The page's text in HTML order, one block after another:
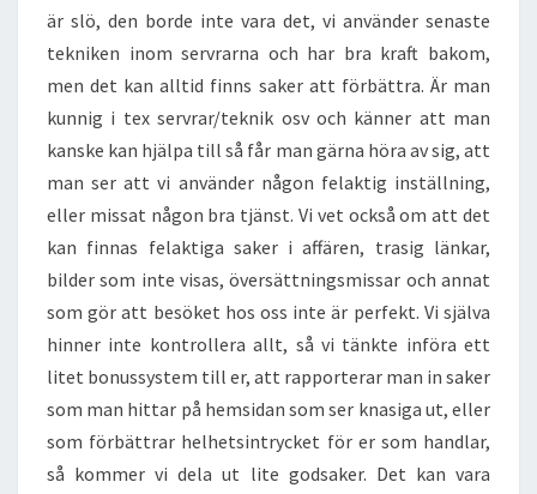
är slö, den borde inte vara det, vi använder senaste
tekniken inom servrarna och har bra kraft bakom,
men det kan alltid finns saker att förbättra. Är man
kunnig i tex servrar/teknik osv och känner att man
kanske kan hjälpa till så får man gärna höra av sig, att
man ser att vi använder någon felaktig inställning,
eller missat någon bra tjänst. Vi vet också om att det
kan finnas felaktiga saker i affären, trasig länkar,
bilder som inte visas, översättningsmissar och annat
som gör att besöket hos oss inte är perfekt. Vi själva
hinner inte kontrollera allt, så vi tänkte införa ett
litet bonussystem till er, att rapporterar man in saker
som man hittar på hemsidan som ser knasiga ut, eller
som förbättrar helhetsintrycket för er som handlar,
så kommer vi dela ut lite godsaker. Det kan vara